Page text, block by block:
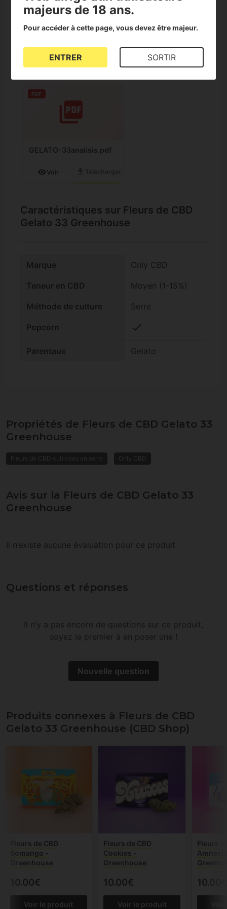
terreux
Sans pesticides
Téléchargez les documents
PDF
GELATO-33analisis.pdf
visibility Voir
Caractéristiques sur Fleurs de CBD
Gelato 33 Greenhouse
Marque Only CBD
Teneur en CBD Moyen (1-15%)
Méthode de culture Serre
Popcorn check
Parentaux Gelato
Propriétés de Fleurs de CBD Gelato 33
Greenhouse
Fleurs de CBD cultivées en serre Only CBD
Avis sur la Fleurs de CBD Gelato 33
Greenhouse
Il n’existe aucune évaluation pour ce produit
Questions et réponses
Il n’y a pas encore de questions sur ce produit,
soyez le premier à en poser une !
Nouvelle question
Produits connexes à Fleurs de CBD
Gelato 33 Greenhouse (CBD Shop)
Fleurs de CBD
Somango -
Greenhouse
10.00€
Voir le produit
Fleurs de CBD
Cookies -
Greenhouse
10.00€
Voir le produit
Fleurs
10.00€
majeurs de 18 ans.
Pour accéder à cette page, vous devez être majeur.
ENTRER SORTIR